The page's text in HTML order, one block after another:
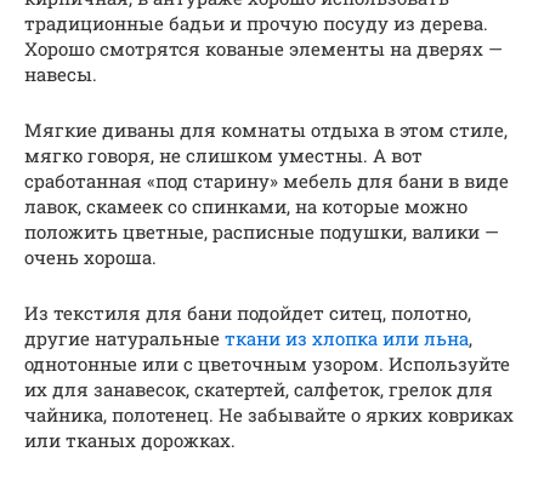
традиционные бадьи и прочую посуду из дерева.
Хорошо смотрятся кованые элементы на дверях —
навесы.
Мягкие диваны для комнаты отдыха в этом стиле,
мягко говоря, не слишком уместны. А вот
сработанная «под старину» мебель для бани в виде
лавок, скамеек со спинками, на которые можно
положить цветные, расписные подушки, валики —
очень хороша.
Из текстиля для бани подойдет ситец, полотно,
другие натуральные ткани из хлопка или льна,
однотонные или с цветочным узором. Используйте
их для занавесок, скатертей, салфеток, грелок для
чайника, полотенец. Не забывайте о ярких ковриках
или тканых дорожках.